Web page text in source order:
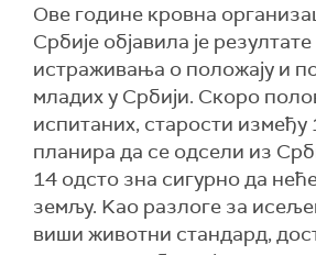
Ове године кровна
Србије објавила је
истраживања о положају и
младих у Србији. Скоро
испитаних, старости између
планира да се одсели из
14 одсто зна сигурно да
земљу. Kао разлоге за
виши животни стандард,